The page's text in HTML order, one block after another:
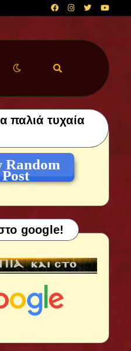
παλιά τυχαία
Random
Post
google!